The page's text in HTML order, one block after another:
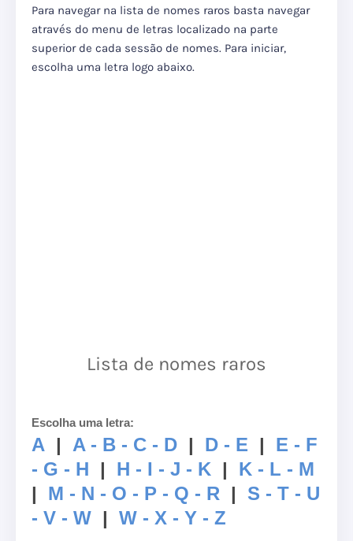
Para navegar na lista de nomes raros basta navegar
através do menu de letras localizado na parte
superior de cada sessão de nomes. Para iniciar,
escolha uma letra logo abaixo.
Lista de nomes raros
Escolha uma letra:
A | A - B - C - D | D - E |
E - F
- G - H | H - I - J - K |
K - L - M
|
M - N - O - P - Q - R |
S - T - U
- V - W | W - X - Y - Z